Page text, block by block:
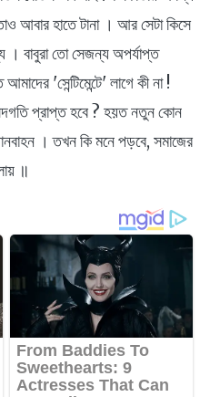
আবার হাতে টানা । আর সেটা কিসে
। বাবুরা তো সেজন্য অপর্যাপ্ত
'সেন্টিমেন্টে' লাগে কী না !
প্রাপ্ত হবে ? হয়ত নতুন কোন
। তখন কি মনে পড়বে, সমাজের
॥